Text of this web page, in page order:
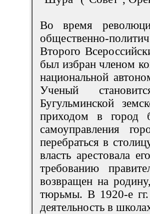
Во время
общественно-
Второго
был избран членом
национальной
Ученый
Бугульминской
приходом в город
самоуправления
перебраться в
власть арестовала
требованию
возвращен на
тюрьмы. В 1920-е гг.
деятельность в